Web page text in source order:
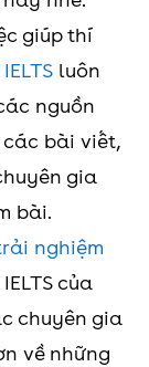
giúp thí
luôn
nguồn
bài viết,
gia
bài.
nghiệm
của
chuyên gia
về những